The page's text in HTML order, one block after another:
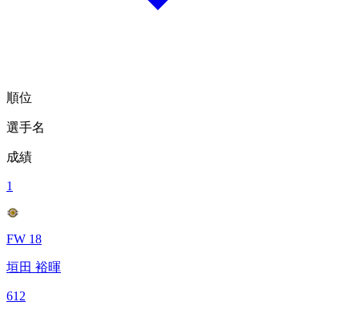
順位
選手名
成績
1
FW 18
垣田 裕暉
612